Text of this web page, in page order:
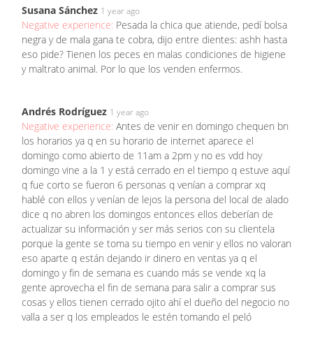
Susana Sánchez 1 year ago
Negative experience: Pesada la chica que atiende, pedí bolsa
negra y de mala gana te cobra, dijo entre dientes: ashh hasta
eso pide? Tienen los peces en malas condiciones de higiene
y maltrato animal. Por lo que los venden enfermos.
Andrés Rodríguez 1 year ago
Negative experience: Antes de venir en domingo chequen bn
los horarios ya q en su horario de internet aparece el
domingo como abierto de 11am a 2pm y no es vdd hoy
domingo vine a la 1 y está cerrado en el tiempo q estuve aquí
q fue corto se fueron 6 personas q venían a comprar xq
hablé con ellos y venían de lejos la persona del local de alado
dice q no abren los domingos entonces ellos deberían de
actualizar su información y ser más serios con su clientela
porque la gente se toma su tiempo en venir y ellos no valoran
eso aparte q están dejando ir dinero en ventas ya q el
domingo y fin de semana es cuando más se vende xq la
gente aprovecha el fin de semana para salir a comprar sus
cosas y ellos tienen cerrado ojito ahí el dueño del negocio no
valla a ser q los empleados le estén tomando el peló